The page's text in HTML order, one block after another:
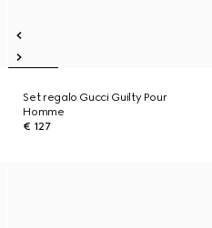
Set regalo Gucci Guilty Pour
Homme
€ 127